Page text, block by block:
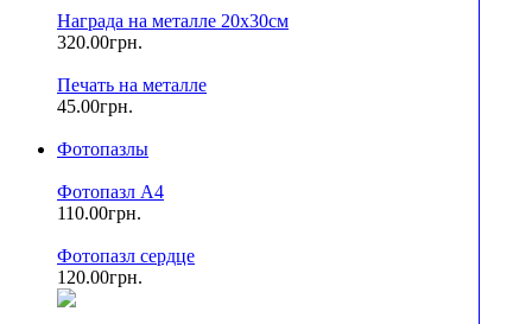
Награда на металле 20х30см
320.00грн.
Печать на металле
45.00грн.
Фотопазлы
Фотопазл А4
110.00грн.
Фотопазл сердце
120.00грн.